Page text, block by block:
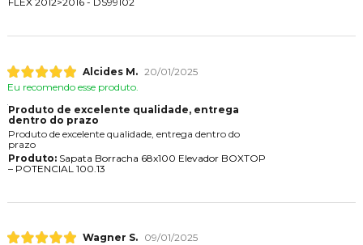
Alcides M. 20/01/2025
Eu recomendo esse produto.
Produto de excelente qualidade, entrega
dentro do prazo
Produto de excelente qualidade, entrega dentro do
prazo
Produto:Sapata Borracha 68x100 Elevador BOXTOP
– POTENCIAL 100.13
Wagner S.
09/01/2025